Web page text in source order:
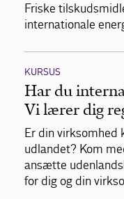
Friske
internationale
KURSUS
Har du
Vi lærer dig
Er din
udlandet? Kom
ansætte
for dig og din